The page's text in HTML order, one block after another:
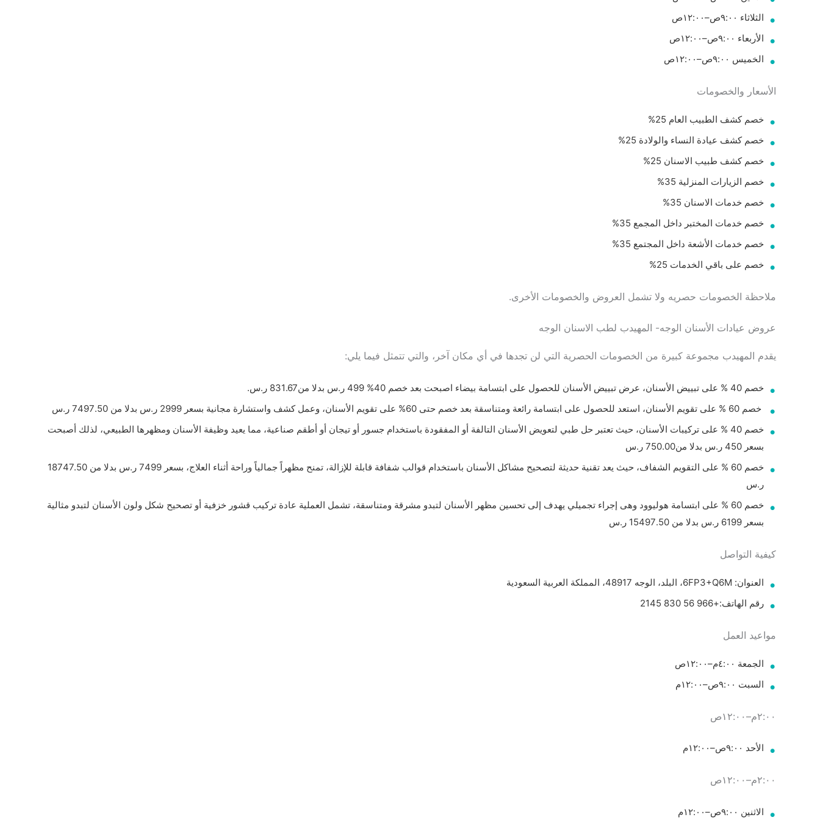
الثلاثاء ٩:٠٠ص–١٢:٠٠ص
الأربعاء ٩:٠٠ص–١٢:٠٠ص
الخميس ٩:٠٠ص–١٢:٠٠ص
الأسعار والخصومات
‏خصم كشف الطبيب العام 25%
خصم كشف عيادة النساء والولادة 25%
خصم كشف طبيب الاسنان 25%
خصم الزيارات المنزلية 35%
خصم خدمات الاسنان 35%
خصم خدمات المختبر داخل المجمع 35%
خصم خدمات الأشعة داخل المجتمع 35%
خصم على باقي الخدمات 25%
ملاحظة الخصومات حصريه ولا تشمل العروض والخصومات الأخرى.
عروض عيادات الأسنان الوجه- المهيدب لطب الاسنان الوجه
يقدم المهيدب مجموعة كبيرة من الخصومات الحصرية التي لن تجدها في أي مكان آخر، والتي تتمثل فيما يلي:
خصم 40 % على تبييض الأسنان، عرض تبييض الأسنان للحصول على ابتسامة بيضاء اصبحت بعد خصم 40% 499 ر.س بدلا من831.67 ر.س.
خصم 60 % على تقويم الأسنان، استعد للحصول على ابتسامة رائعة ومتناسقة بعد خصم حتى 60% على تقويم الأسنان، وعمل كشف واستشارة مجانية بسعر 2999 ر.س بدلا من 7497.50 ر.س
خصم 40 % على تركيبات الأسنان، حيث تعتبر حل طبي لتعويض الأسنان التالفة أو المفقودة باستخدام جسور أو تيجان أو أطقم صناعية، مما يعيد وظيفة الأسنان ومظهرها الطبيعي، لذلك أصبحت
بسعر 450 ر.س بدلا من750.00 ر.س
خصم 60 % على التقويم الشفاف، حيث يعد تقنية حديثة لتصحيح مشاكل الأسنان باستخدام قوالب شفافة قابلة للإزالة، تمنح مظهراً جمالياً وراحة أثناء العلاج، بسعر 7499 ر.س بدلا من 18747.50
ر.س
خصم 60 % على ابتسامة هوليوود وهى إجراء تجميلي يهدف إلى تحسين مظهر الأسنان لتبدو مشرقة ومتناسقة، تشمل العملية عادة تركيب قشور خزفية أو تصحيح شكل ولون الأسنان لتبدو مثالية
بسعر 6199 ر.س بدلا من 15497.50 ر.س
كيفية التواصل
العنوان: 6FP3+Q6M، البلد، الوجه 48917، المملكة العربية السعودية
رقم الهاتف:+966 56 830 2145
مواعيد العمل
الجمعة ٤:٠٠م–١٢:٠٠ص
السبت ٩:٠٠ص–١٢:٠٠م
٢:٠٠م–١٢:٠٠ص
الأحد ٩:٠٠ص–١٢:٠٠م
٢:٠٠م–١٢:٠٠ص
الاثنين ٩:٠٠ص–١٢:٠٠م